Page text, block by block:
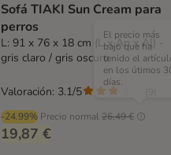
Sofá TIAKI Sun Cream para
perros
L: 91 x 76 x 18 cm (L x An x Al) -
gris claro / gris oscuro
-24.99% Precio normal 26,49 €
El precio más
bajo que ha
tenido el
en los útimos
días.
19,87 €
Valoración: 3.1/5